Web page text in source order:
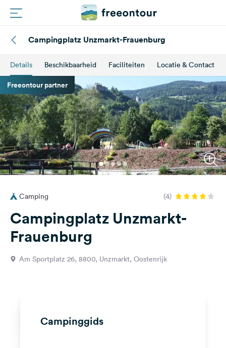
Routes
Campings
Magazine
Partners
Registreren
Inloggen
Vragen &
Feedback
Taal:
Nederlands
Campingplatz Unzmarkt-Frauenburg
Details Beschikbaarheid Faciliteiten Locatie & Contact
Freeontour partner
Camping (4)
Campingplatz Unzmarkt-
Frauenburg
Am Sportplatz 26, 8800, Unzmarkt, Oostenrijk
Campinggids